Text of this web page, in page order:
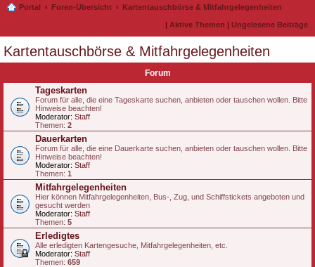
Portal Foren-Übersicht Kartentauschbörse & Mitfahrgelegenheiten
| Aktive Themen | Ungelesene Beiträge
Kartentauschbörse & Mitfahrgelegenheiten
Forum
Tageskarten
Forum für alle, die eine Tageskarte suchen, anbieten oder tauschen wollen. Bitte
Hinweise beachten!
Moderator: Staff
Themen: 2
Dauerkarten
Forum für alle, die eine Dauerkarte suchen, anbieten oder tauschen wollen. Bitte
Hinweise beachten!
Moderator: Staff
Themen: 1
Mitfahrgelegenheiten
Hier können Mitfahrgelegenheiten, Bus-, Zug, und Schiffstickets angeboten und
gesucht werden
Moderator: Staff
Themen: 5
Erledigtes
Alle erledigten Kartengesuche, Mitfahrgelegenheiten, etc.
Moderator: Staff
Themen: 659